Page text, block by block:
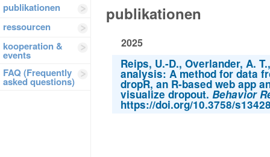
publikationen
ressourcen
kooperation &
events
FAQ (Frequently
asked questions)
publikationen
2025
Reips, U.-D., Overlander, A.
analysis: A method for data
dropR, an R-based web app
visualize dropout. Behavior
https://doi.org/10.3758/